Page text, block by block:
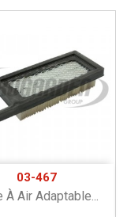
03-467
À Air Adaptable...